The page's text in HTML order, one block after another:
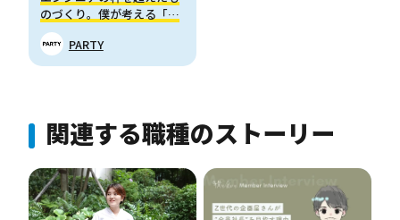
のづくり。僕が考える「未
来の体験の生み出し方」と
は
PARTY
関連する職種のストーリー